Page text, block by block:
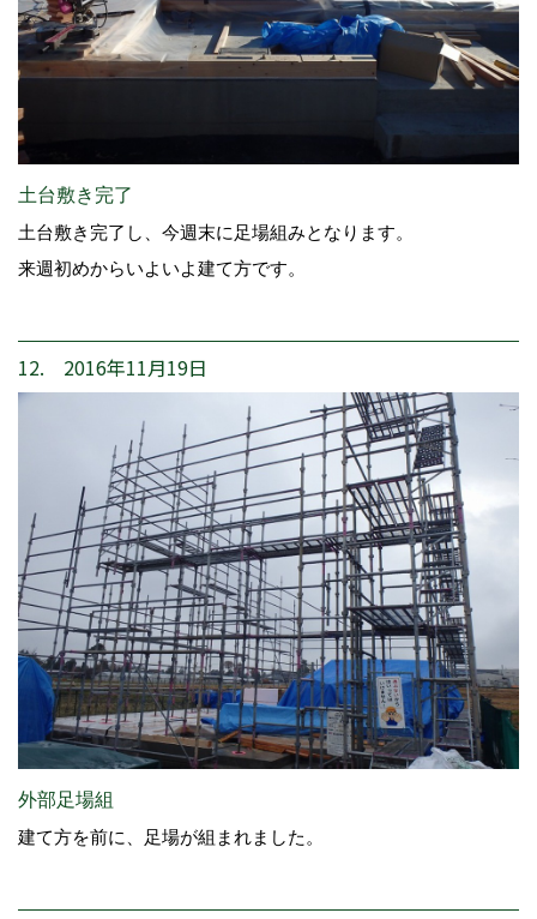
土台敷き完了
土台敷き完了し、今週末に足場組みとなります。
来週初めからいよいよ建て方です。
12. 2016年11月19日
外部足場組
建て方を前に、足場が組まれました。